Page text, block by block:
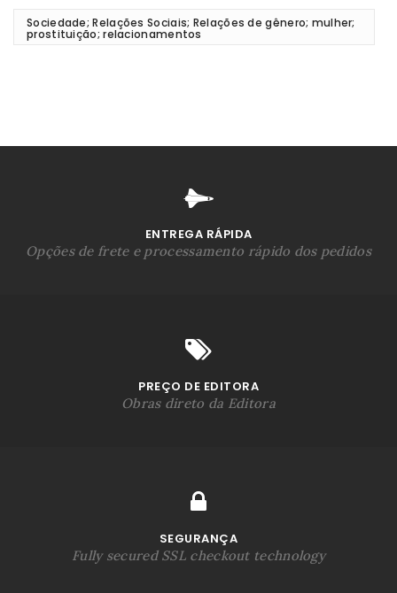
Sociedade; Relações Sociais; Relações de gênero; mulher;
prostituição; relacionamentos
ENTREGA RÁPIDA
Opções de frete e processamento rápido dos pedidos
PREÇO DE EDITORA
Obras direto da Editora
SEGURANÇA
Fully secured SSL checkout technology